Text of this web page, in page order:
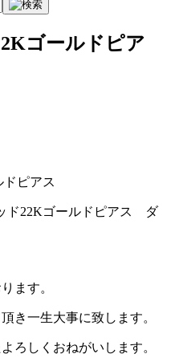
ゴールドピア
ド22Kゴールドピアス ダ
ます。
き一生大事に致します。
ろしくおねがいします。